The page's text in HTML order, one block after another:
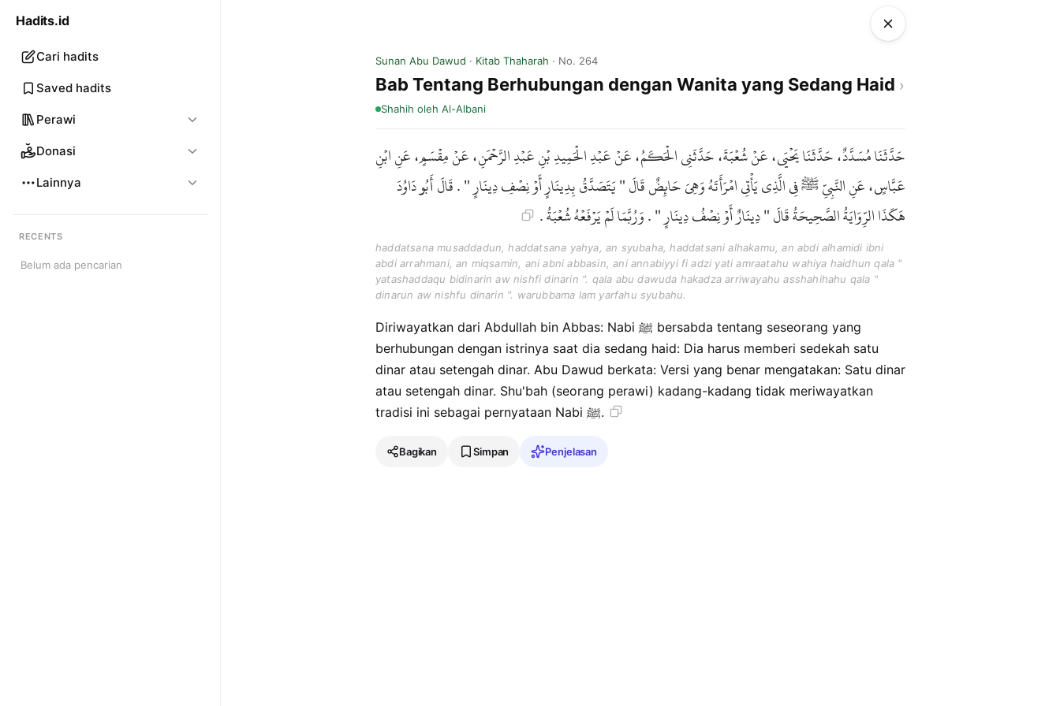
Hadits.id
Cari hadits
Saved hadits
Perawi
Donasi
Lainnya
RECENTS
Belum ada pencarian
Sunan Abu Dawud · Kitab Thaharah · No. 264
Bab Tentang Berhubungan dengan Wanita yang Sedang Haid
Shahih oleh Al-Albani
حَدَّثَنَا مُسَدَّدٌ، حَدَّثَنَا يَحْيَى، عَنْ شُعْبَةَ، حَدَّثَنِي الْحَكَمُ، عَنْ عَبْدِ الْحَمِيدِ بْنِ عَبْدِ الرَّحْمَنِ، عَنْ مِقْسَمٍ، عَنِ ابْنِ
عَبَّاسٍ، عَنِ النَّبِيِّ ﷺ فِي الَّذِي يَأْتِي امْرَأَتَهُ وَهِيَ حَائِضٌ قَالَ " يَتَصَدَّقُ بِدِينَارٍ أَوْ نِصْفِ دِينَارٍ " . قَالَ أَبُو دَاوُدَ
هَكَذَا الرِّوَايَةُ الصَّحِيحَةُ قَالَ " دِينَارٌ أَوْ نِصْفُ دِينَارٍ " . وَرُبَّمَا لَمْ يَرْفَعْهُ شُعْبَةُ .
haddatsana musaddadun, haddatsana yahya, an syubaha, haddatsani alhakamu, an abdi alhamidi ibni
abdi arrahmani, an miqsamin, ani abni abbasin, ani annabiyyi fi adzi yati amraatahu wahiya haidhun qala "
yatashaddaqu bidinarin aw nishfi dinarin ". qala abu dawuda hakadza arriwayahu asshahihahu qala "
dinarun aw nishfu dinarin ". warubbama lam yarfahu syubahu.
Diriwayatkan dari Abdullah bin Abbas: Nabi ﷺ bersabda tentang seseorang yang
berhubungan dengan istrinya saat dia sedang haid: Dia harus memberi sedekah satu
dinar atau setengah dinar. Abu Dawud berkata: Versi yang benar mengatakan: Satu dinar
atau setengah dinar. Shu'bah (seorang perawi) kadang-kadang tidak meriwayatkan
tradisi ini sebagai pernyataan Nabi ﷺ.
Bagikan Simpan Penjelasan